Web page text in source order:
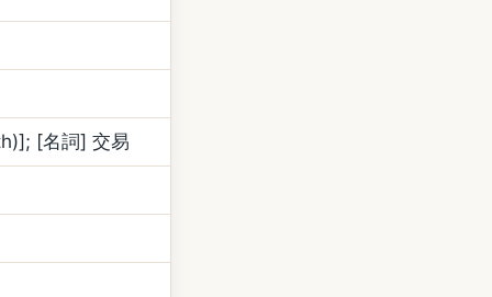
[名詞] 交易